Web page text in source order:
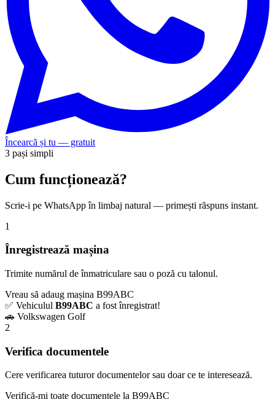
Încearcă și tu — gratuit
3 pași simpli
Cum funcționează?
Scrie-i pe WhatsApp în limbaj natural — primești răspuns instant.
1
Înregistrează mașina
Trimite numărul de înmatriculare sau o poză cu talonul.
Vreau să adaug mașina B99ABC
✅ Vehiculul B99ABC a fost înregistrat!
🚗 Volkswagen Golf
2
Verifica documentele
Cere verificarea tuturor documentelor sau doar ce te interesează.
Verifică-mi toate documentele la B99ABC